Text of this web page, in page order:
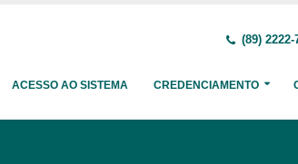
(89) 2222-
ACESSO AO SISTEMA CREDENCIAMENTO